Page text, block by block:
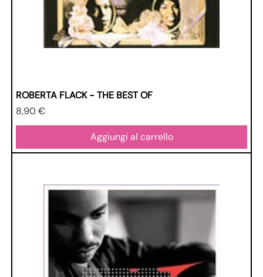
ROBERTA FLACK - THE BEST OF
Prezzo
8,90 €
Aggiungi al carrello